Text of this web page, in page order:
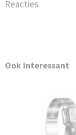
Reacties
Ook interessant